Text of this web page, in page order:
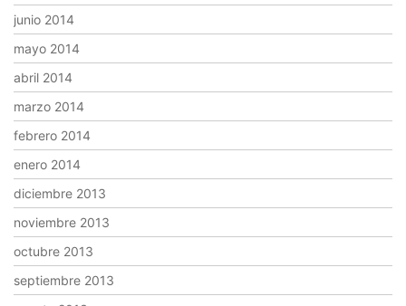
junio 2014
mayo 2014
abril 2014
marzo 2014
febrero 2014
enero 2014
diciembre 2013
noviembre 2013
octubre 2013
septiembre 2013